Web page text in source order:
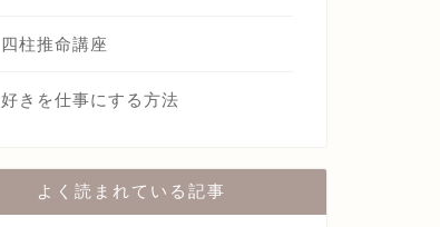
四柱推命講座
好きを仕事にする方法
よく読まれている記事